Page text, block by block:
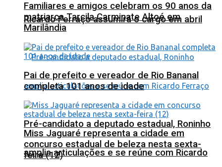
Ricardo Ferraço assumirá o cargo em abril
Pré-candidato a deputado estadual, Roninho
amplia articulações e se reúne com Ricardo
Familiares e amigos celebram os 90 anos da
matriarca Tarcila Carminate Altoé em
Marilândia
Pai de prefeito e vereador de Rio Bananal
completa 101 anos de idade
Miss Jaguaré representa a cidade em
concurso estadual de beleza nesta sexta-
feira (12)